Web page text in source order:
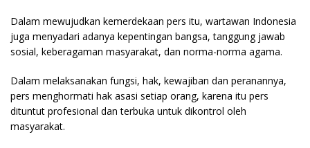
Dalam mewujudkan kemerdekaan pers itu, wartawan Indonesia
juga menyadari adanya kepentingan bangsa, tanggung jawab
sosial, keberagaman masyarakat, dan norma-norma agama.
Dalam melaksanakan fungsi, hak, kewajiban dan peranannya,
pers menghormati hak asasi setiap orang, karena itu pers
dituntut profesional dan terbuka untuk dikontrol oleh
masyarakat.